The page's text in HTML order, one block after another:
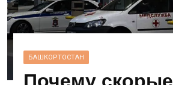
БАШКОРТОСТАН